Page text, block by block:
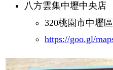
八方雲集中壢中央店
320桃園市中壢
https://goo.gl/